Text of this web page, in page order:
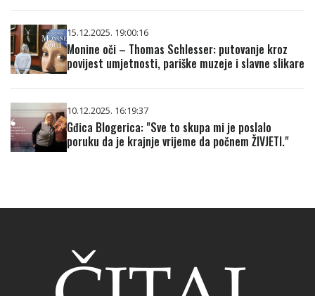
15.12.2025. 19:00:16
Monine oči – Thomas Schlesser: putovanje kroz
povijest umjetnosti, pariške muzeje i slavne slikare
10.12.2025. 16:19:37
Gđica Blogerica: "Sve to skupa mi je poslalo
poruku da je krajnje vrijeme da počnem ŽIVJETI."